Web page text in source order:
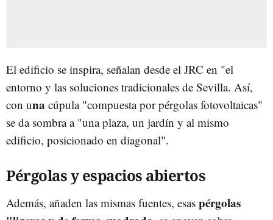
El edificio se inspira, señalan desde el JRC en "el
entorno y las soluciones tradicionales de Sevilla. Así,
con una cúpula "compuesta por pérgolas fotovoltaicas"
se da sombra a "una plaza, un jardín y al mismo
edificio, posicionado en diagonal".
Pérgolas y espacios abiertos
Además, añaden las mismas fuentes, esas pérgolas